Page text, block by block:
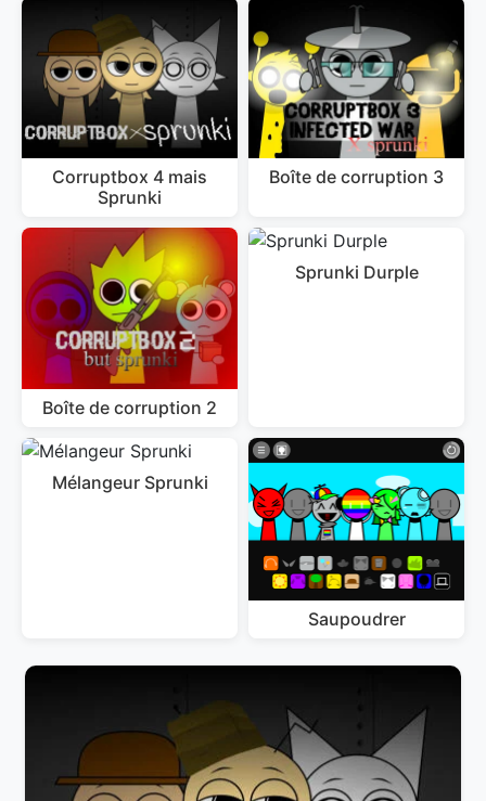
Corruptbox 4 mais
Sprunki
Boîte de corruption 3
Boîte de corruption 2
Sprunki Durple
Mélangeur Sprunki
Saupoudrer